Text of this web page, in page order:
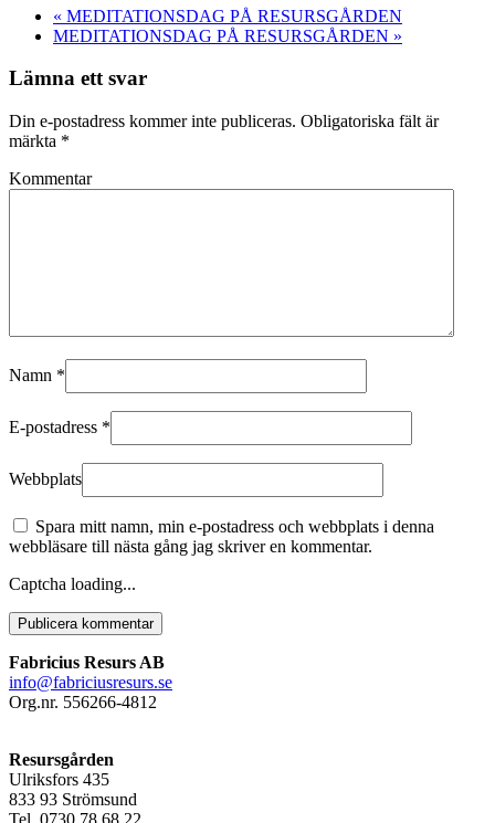
« MEDITATIONSDAG PÅ RESURSGÅRDEN
MEDITATIONSDAG PÅ RESURSGÅRDEN »
Lämna ett svar
Din e-postadress kommer inte publiceras. Obligatoriska fält är
märkta *
Kommentar
Namn *
E-postadress *
Webbplats
Spara mitt namn, min e-postadress och webbplats i denna
webbläsare till nästa gång jag skriver en kommentar.
Captcha loading...
Publicera kommentar
Fabricius Resurs AB
info@fabriciusresurs.se
Org.nr. 556266-4812
Resursgården
Ulriksfors 435
833 93 Strömsund
Tel. 0730 78 68 22